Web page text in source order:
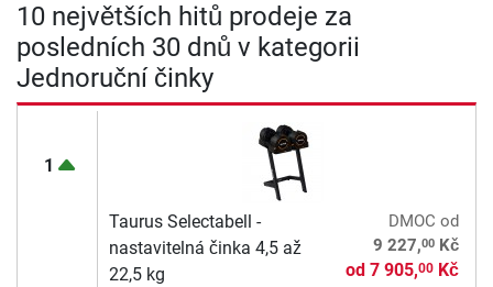
10 největších hitů prodeje za
posledních 30 dnů v kategorii
Jednoruční činky
1
Taurus Selectabell -
nastavitelná činka 4,5 až
22,5 kg
DMOC od
9 227,00Kč
od 7 905,00Kč